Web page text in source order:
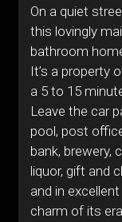
On a quiet
this lovingly
bathroom
It’s a property
a 5 to 15
Leave the car
pool, post
bank, brewery,
liquor, gift and
and in
charm of its